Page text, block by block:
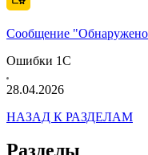
Сообщение "Обнаружено
Ошибки 1С
28.04.2026
НАЗАД К РАЗДЕЛАМ
Разделы